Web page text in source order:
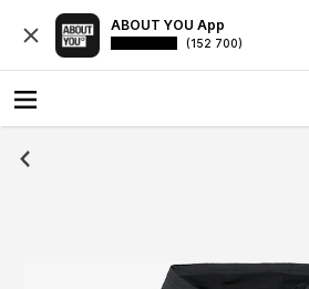
ABOUT YOU App
(152 700)